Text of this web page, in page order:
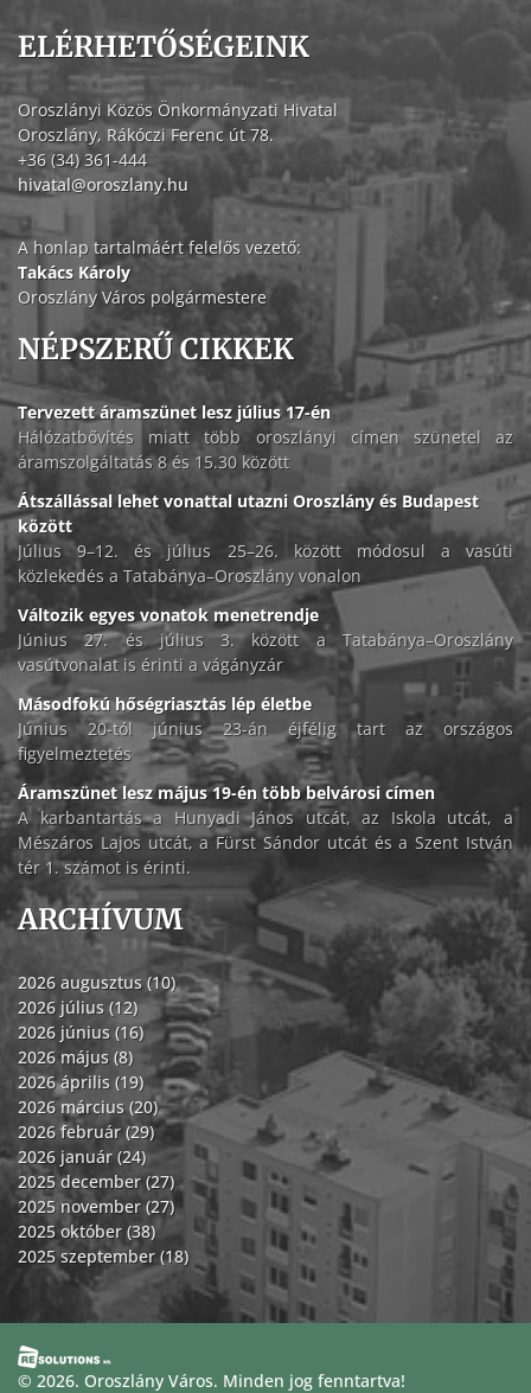
ELÉRHETŐSÉGEINK
Oroszlányi Közös Önkormányzati Hivatal
Oroszlány, Rákóczi Ferenc út 78.
+36 (34) 361-444
hivatal@oroszlany.hu
A honlap tartalmáért felelős vezető:
Takács Károly
Oroszlány Város polgármestere
NÉPSZERŰ CIKKEK
Tervezett áramszünet lesz július 17-én
Hálózatbővítés miatt több oroszlányi címen szünetel az
áramszolgáltatás 8 és 15.30 között
Átszállással lehet vonattal utazni Oroszlány és Budapest
között
Július 9–12. és július 25–26. között módosul a vasúti
közlekedés a Tatabánya–Oroszlány vonalon
Változik egyes vonatok menetrendje
Június 27. és július 3. között a Tatabánya–Oroszlány
vasútvonalat is érinti a vágányzár
Másodfokú hőségriasztás lép életbe
Június 20-tól június 23-án éjfélig tart az országos
figyelmeztetés
Áramszünet lesz május 19-én több belvárosi címen
A karbantartás a Hunyadi János utcát, az Iskola utcát, a
Mészáros Lajos utcát, a Fürst Sándor utcát és a Szent István
tér 1. számot is érinti.
ARCHÍVUM
2026 augusztus (10)
2026 július (12)
2026 június (16)
2026 május (8)
2026 április (19)
2026 március (20)
2026 február (29)
2026 január (24)
2025 december (27)
2025 november (27)
2025 október (38)
2025 szeptember (18)
© 2026. Oroszlány Város. Minden jog fenntartva!